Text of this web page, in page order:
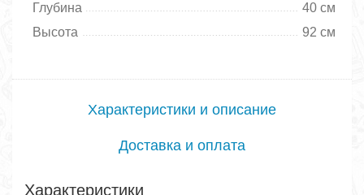
Глубина
40 см
Высота
92 см
Характеристики и описание
Доставка и оплата
Характеристики